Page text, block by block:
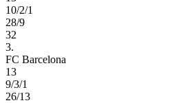
10/2/1
28/9
32
3.
FC Barcelona
13
9/3/1
26/13